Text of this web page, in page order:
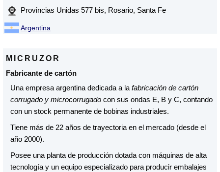
Provincias Unidas 577 bis, Rosario, Santa Fe
Argentina
MICRUZOR
Fabricante de cartón
Una empresa argentina dedicada a la fabricación de cartón
corrugado y microcorrugado con sus ondas E, B y C, contando
con un stock permanente de bobinas industriales.
Tiene más de 22 años de trayectoria en el mercado (desde el
año 2000).
Posee una planta de producción dotada con máquinas de alta
tecnología y un equipo especializado para producir embalajes